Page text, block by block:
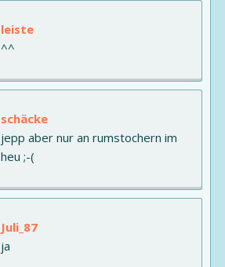
leiste
^^
schäcke
jepp aber nur an rumstochern im
heu ;-(
Juli_87
ja